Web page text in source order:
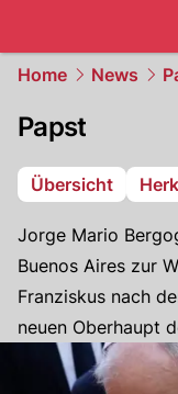
Home News
Papst
Übersicht
Jorge Mario
Buenos Aires zur
Franziskus nach
neuen Oberhaupt